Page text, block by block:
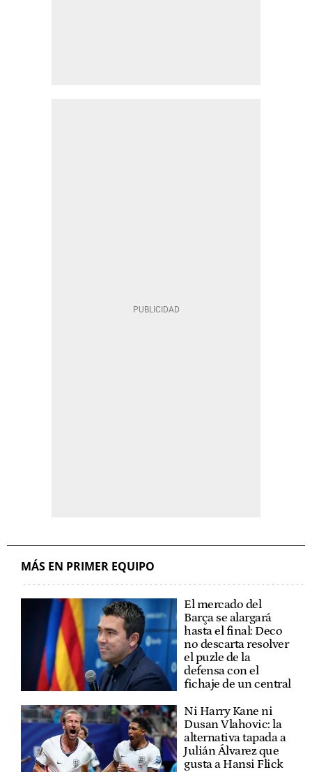
MÁS EN PRIMER EQUIPO
El mercado del
Barça se alargará
hasta el final: Deco
no descarta resolver
el puzle de la
defensa con el
fichaje de un central
Ni Harry Kane ni
Dusan Vlahovic: la
alternativa tapada a
Julián Álvarez que
gusta a Hansi Flick